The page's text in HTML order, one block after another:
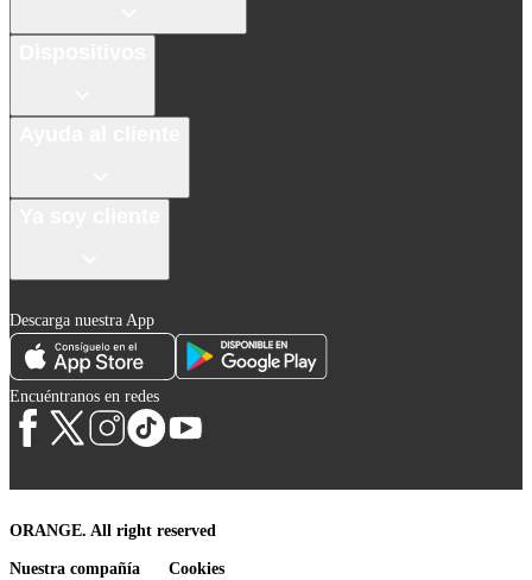
Descarga nuestra App
Encuéntranos en redes
ORANGE. All right reserved
Nuestra compañía Cookies